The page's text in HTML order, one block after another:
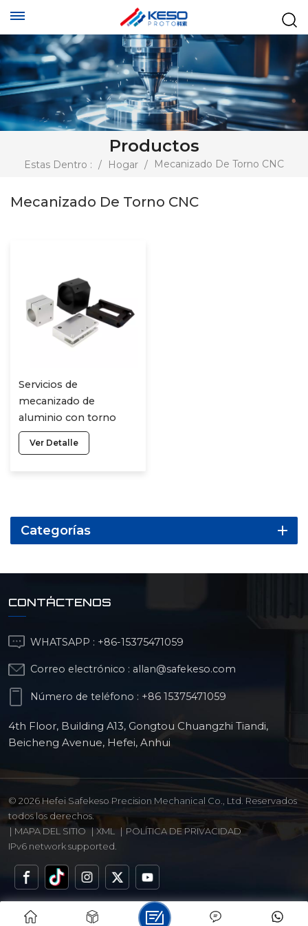
Productos
Estas Dentro : / Hogar / Mecanizado De Torno CNC
Mecanizado De Torno CNC
Servicios de
mecanizado de
aluminio con torno
CNC, torneado de
aluminio, fresado,
Ver Detalle
Categorías
CONTÁCTENOS
WHATSAPP : +86-15375471059
Correo electrónico : allan@safekeso.com
Número de teléfono : +86 15375471059
4th Floor, Building A13, Gongtou Chuangzhi Tiandi,
Beicheng Avenue, Hefei, Anhui
© 2026 Hefei Safekeso Precision Mechanical Co., Ltd. Reservados
todos los derechos.
| MAPA DEL SITIO | XML | POLÍTICA DE PRIVACIDAD
IPv6 network supported.